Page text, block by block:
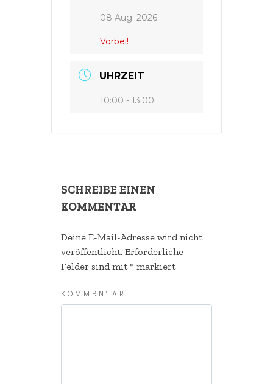
08 Aug. 2026
Vorbei!
UHRZEIT
10:00 - 13:00
SCHREIBE EINEN
KOMMENTAR
Deine E-Mail-Adresse wird nicht
veröffentlicht. Erforderliche
Felder sind mit * markiert
KOMMENTAR